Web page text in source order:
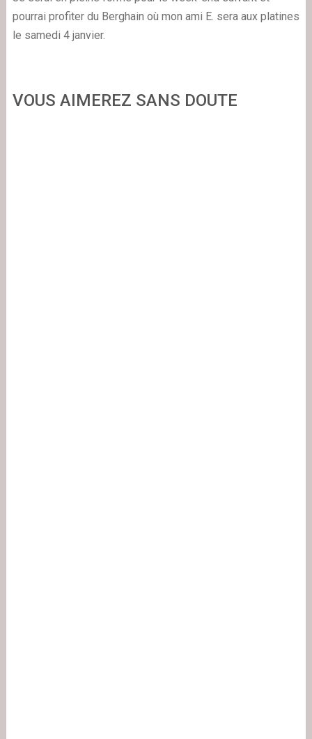
pourrai profiter du Berghain où mon ami E. sera aux platines
le samedi 4 janvier.
VOUS AIMEREZ SANS DOUTE